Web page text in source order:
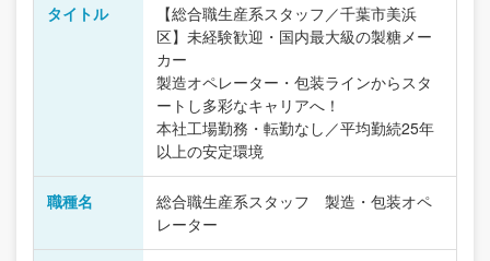
タイトル
【総合職生産系スタッフ／千葉市美浜
区】未経験歓迎・国内最大級の製糖メー
カー
製造オペレーター・包装ラインからスタ
ートし多彩なキャリアへ！
本社工場勤務・転勤なし／平均勤続25年
以上の安定環境
職種名
総合職生産系スタッフ 製造・包装オペ
レーター